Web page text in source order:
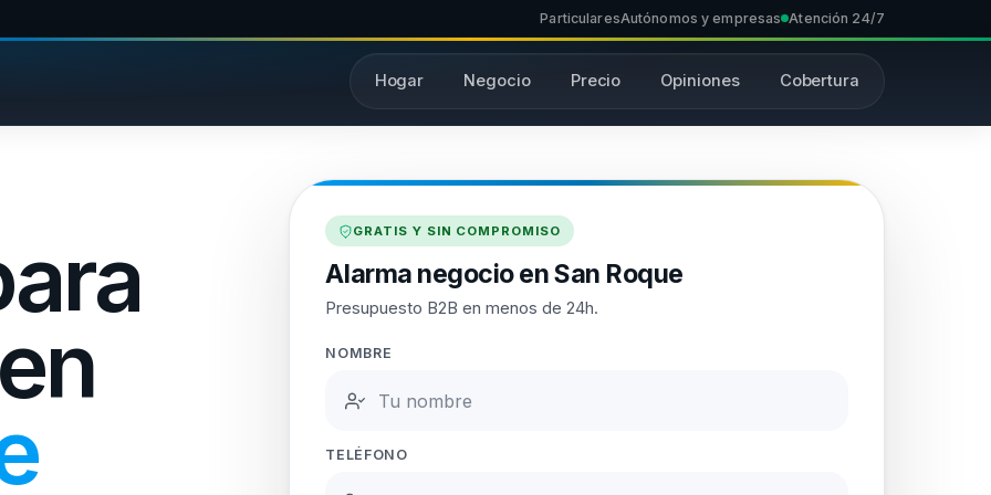
ParticularesAutónomos y empresas Atención 24/7
Hogar Negocio Precio Opiniones Cobertura
GRATIS Y SIN COMPROMISO
Alarma negocio en San Roque
Presupuesto B2B en menos de 24h.
NOMBRE
TELÉFONO